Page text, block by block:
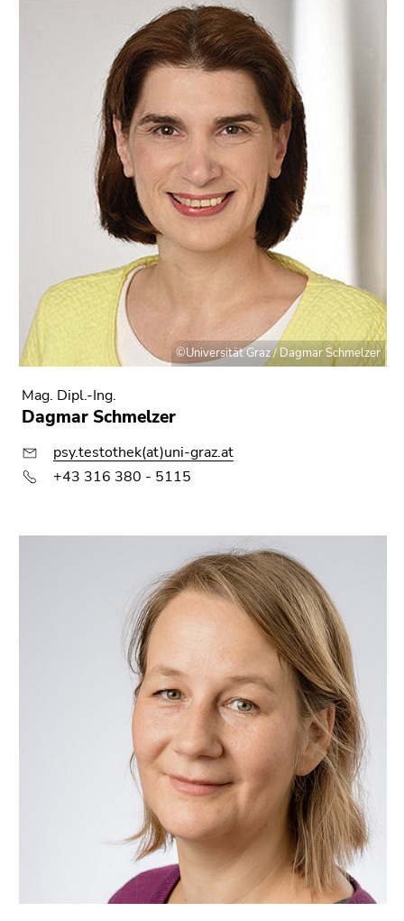
©Universität Graz / Dagmar Schmelzer
Mag. Dipl.-Ing.
Dagmar Schmelzer
psy.testothek(at)uni-graz.at
+43 316 380 - 5115